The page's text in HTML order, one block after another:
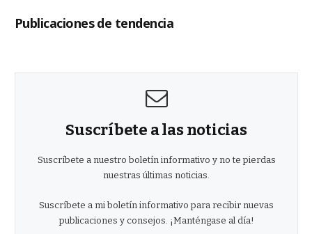
Publicaciones de tendencia
Suscríbete a las noticias
Suscríbete a nuestro boletín informativo y no te pierdas
nuestras últimas noticias.
Suscríbete a mi boletín informativo para recibir nuevas
publicaciones y consejos. ¡Manténgase al día!